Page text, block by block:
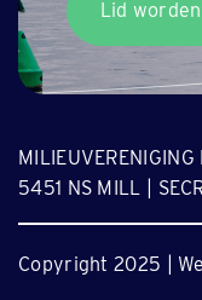
Lid worden
5451 NS MILL |
Copyright 2025 |